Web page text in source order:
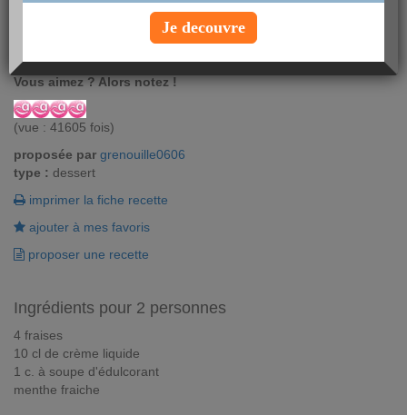
Fondez sans culpabiliser avec ce dessert frais et appétissant ! La
recette de verrines fraises/chantilly est incontournable pour un
Vous aimez ? Alors notez !
(vue : 41605 fois)
proposée par grenouille0606
type : dessert
imprimer la fiche recette
ajouter à mes favoris
proposer une recette
Ingrédients pour 2 personnes
4 fraises
10 cl de crème liquide
1 c. à soupe d'édulcorant
menthe fraiche
Je decouvre